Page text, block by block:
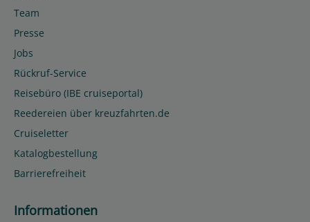
Team
Presse
Jobs
Rückruf-Service
Reisebüro (IBE cruiseportal)
Reedereien über kreuzfahrten.de
Cruiseletter
Katalogbestellung
Barrierefreiheit
Informationen